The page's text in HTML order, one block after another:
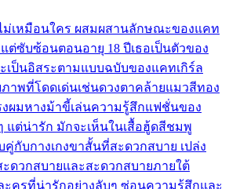
ม่เหมือนใคร ผสมผสานลักษณะของแคท
ต่ซับซ้อนตอนอายุ 18 ปีเธอเป็นตัวของ
ป็นอิสระตามแบบฉบับของแคทเกิร์ล
าพที่โดดเด่นเช่นดวงตาคล้ายแมวสีทอง
ผมหางม้าขี้เล่นความรู้สึกแฟชั่นของ
แต่น่ารัก มักจะเห็นในเสื้อฮู้ดสีชมพู
กับกางเกงขาสั้นที่สะดวกสบาย เปล่ง
ดวกสบายและสะดวกสบายภายใต้
ะครที่น่ารักอย่างลับๆ ซ่อนความรู้สึกและ